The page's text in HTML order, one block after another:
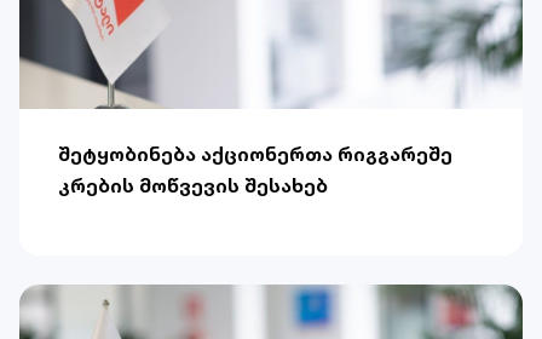
შეტყობინება აქციონერთა რიგგარეშე
კრების მოწვევის შესახებ